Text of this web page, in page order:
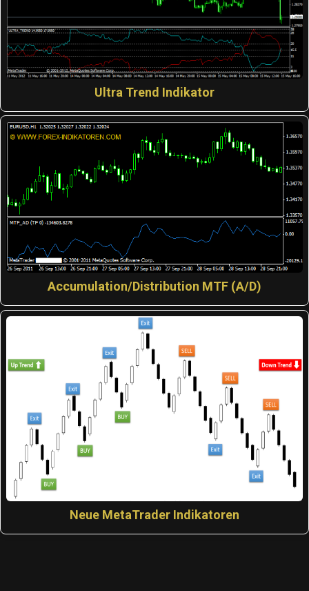
Ultra Trend Indikator
Accumulation/Distribution MTF (A/D)
Neue MetaTrader Indikatoren